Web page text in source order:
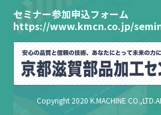
セミナー参加申込フォーム
https://www.kmcn.co.jp/
Copyright 2020 K.MACHINE